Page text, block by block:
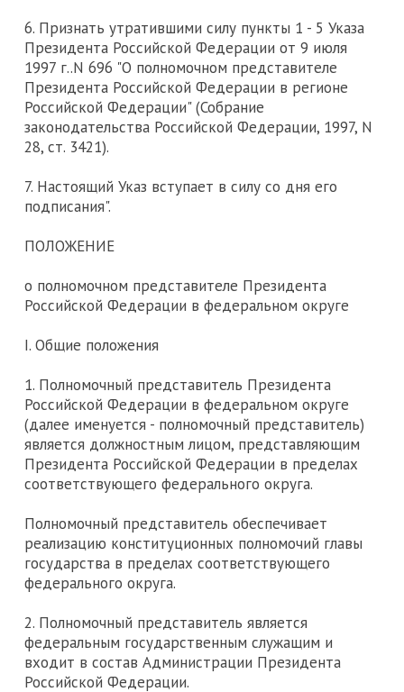
6. Признать утратившими силу пункты 1 - 5 Указа
Президента Российской Федерации от 9 июля
1997 г..N 696 "О полномочном представителе
Президента Российской Федерации в регионе
Российской Федерации" (Собрание
законодательства Российской Федерации, 1997, N
28, ст. 3421).
7. Настоящий Указ вступает в силу со дня его
подписания".
ПОЛОЖЕНИЕ
о полномочном представителе Президента
Российской Федерации в федеральном округе
I. Общие положения
1. Полномочный представитель Президента
Российской Федерации в федеральном округе
(далее именуется - полномочный представитель)
является должностным лицом, представляющим
Президента Российской Федерации в пределах
соответствующего федерального округа.
Полномочный представитель обеспечивает
реализацию конституционных полномочий главы
государства в пределах соответствующего
федерального округа.
2. Полномочный представитель является
федеральным государственным служащим и
входит в состав Администрации Президента
Российской Федерации.